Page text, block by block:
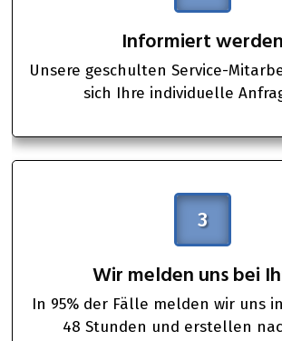
Informiert werden
Unsere geschulten Service-
sich Ihre individuelle
3
Wir melden uns bei
In 95% der Fälle melden wir uns
48 Stunden und erstellen